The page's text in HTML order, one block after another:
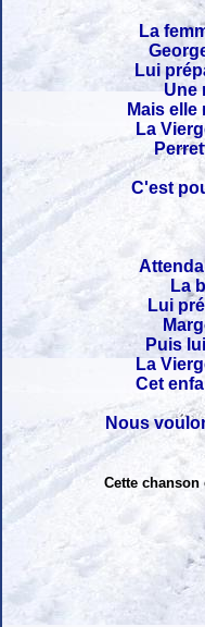
La
Lui
Une
Mais
La
C'est
La
Lui
Puis
La
Cet
Nous
Cette